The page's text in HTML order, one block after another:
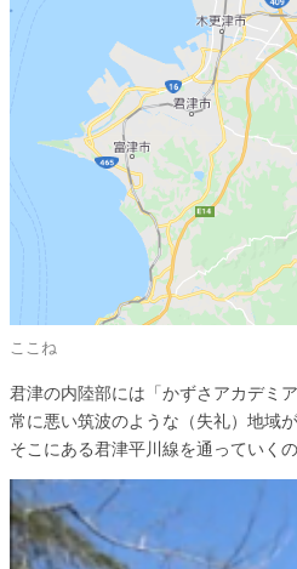
ここね
君津の内陸部には「かずさアカデミ
常に悪い筑波のような（失礼）地域が
そこにある君津平川線を通っていくの